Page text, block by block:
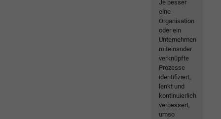
Je besser
eine
Organisation
oder ein
Unternehmen
miteinander
verknüpfte
Prozesse
identifiziert,
lenkt und
kontinuierlich
verbessert,
umso